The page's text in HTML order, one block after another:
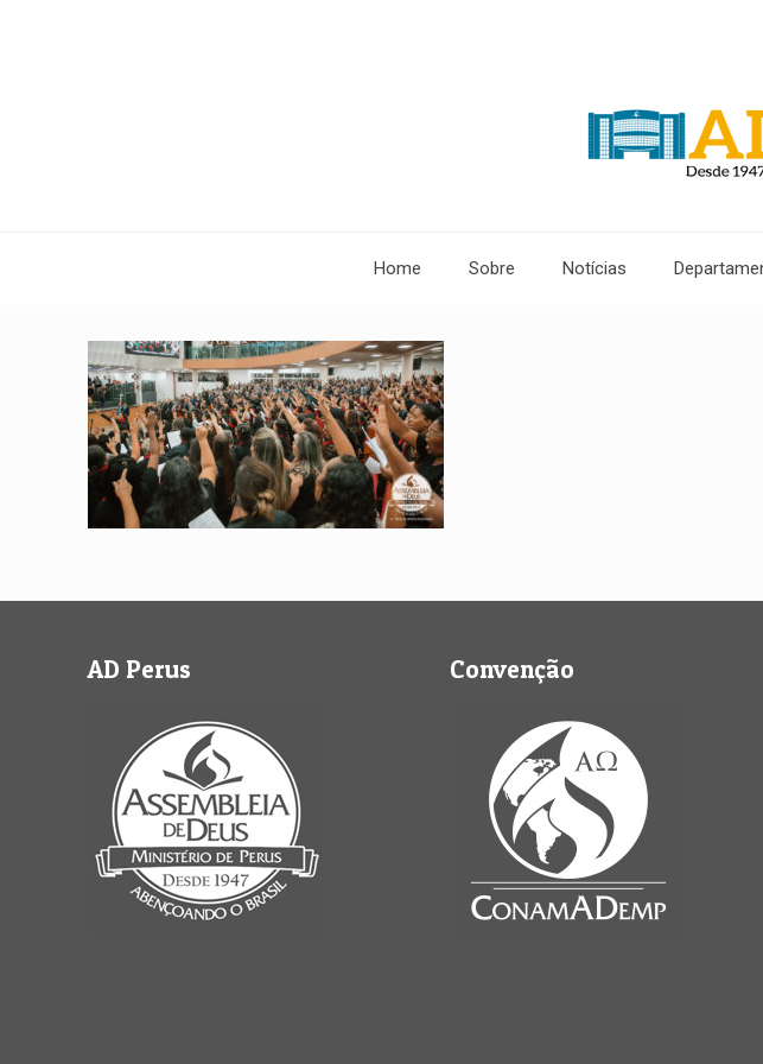
Home Sobre Notícias
AD Perus Convenção